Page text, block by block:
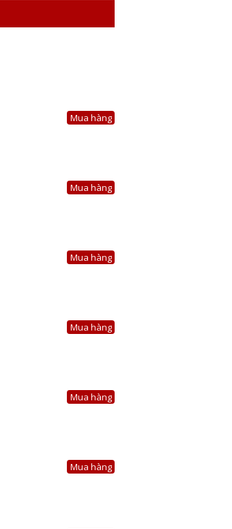
Mua hàng
Mua hàng
Mua hàng
Mua hàng
Mua hàng
Mua hàng